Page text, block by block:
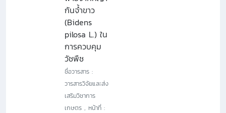
ก้นจ้ำขาว
(Bidens
pilosa L.) ใน
การควบคุม
วัชพืช
ชื่อวารสาร :
วารสารวิจัยและส่ง
เสริมวิชาการ
เกษตร , หน้าที่ :